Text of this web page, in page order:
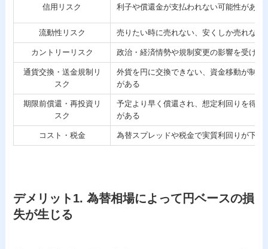
信用リスク 利子や償還金が支払われない可能性がある
流動性リスク 売りたい時に売れない、安くしか売れない
カントリーリスク 政治・経済情勢や規制変更の影響を受ける
通貨交換・送金規制リ
スク
外貨を円に交換できない、資金移動が制限
がある
期限前償還・再投資リ
スク
予定より早く償還され、想定利回りを得ら
がある
コスト・税金 為替スプレッドや税金で実質利回りが下が
デメリット1. 為替相場によって円ベースの損
失が生じる